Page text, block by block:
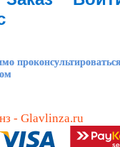
- Glavlinza.ru